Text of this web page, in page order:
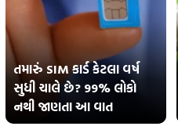
તમારું SIM કાર્ડ કેટલા વર્ષ
સુધી ચાલે છે? 99% લોકો
નથી જાણતા આ વાત